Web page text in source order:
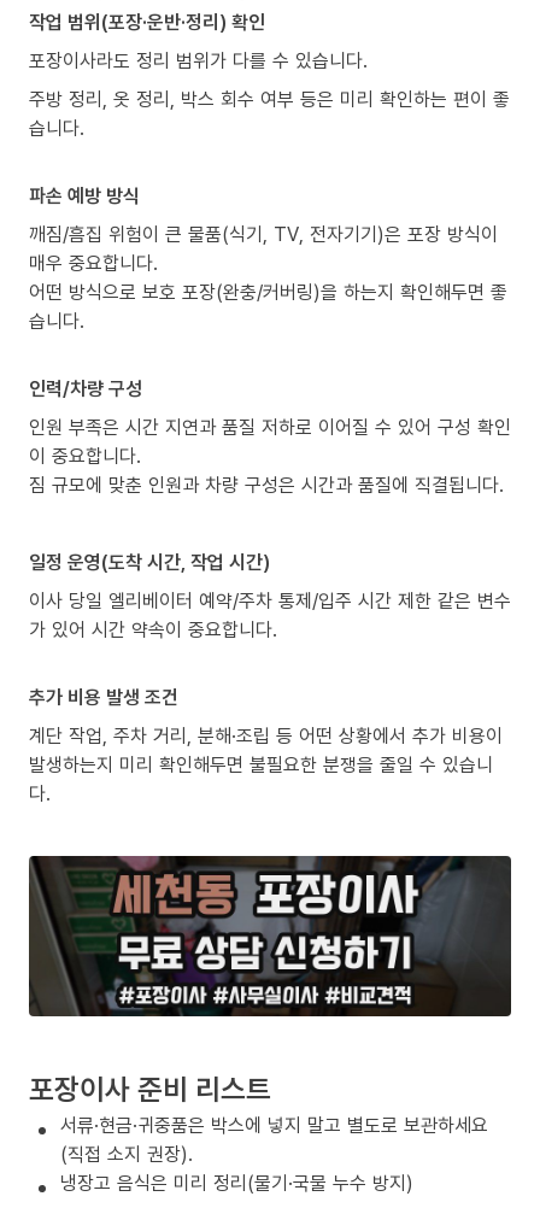
작업 범위(포장·운반·정리) 확인
포장이사라도 정리 범위가 다를 수 있습니다.
주방 정리, 옷 정리, 박스 회수 여부 등은 미리 확인하는 편이 좋
습니다.
파손 예방 방식
깨짐/흠집 위험이 큰 물품(식기, TV, 전자기기)은 포장 방식이
매우 중요합니다.
어떤 방식으로 보호 포장(완충/커버링)을 하는지 확인해두면 좋
습니다.
인력/차량 구성
인원 부족은 시간 지연과 품질 저하로 이어질 수 있어 구성 확인
이 중요합니다.
짐 규모에 맞춘 인원과 차량 구성은 시간과 품질에 직결됩니다.
일정 운영(도착 시간, 작업 시간)
이사 당일 엘리베이터 예약/주차 통제/입주 시간 제한 같은 변수
가 있어 시간 약속이 중요합니다.
추가 비용 발생 조건
계단 작업, 주차 거리, 분해·조립 등 어떤 상황에서 추가 비용이
발생하는지 미리 확인해두면 불필요한 분쟁을 줄일 수 있습니
다.
포장이사 준비 리스트
서류·현금·귀중품은 박스에 넣지 말고 별도로 보관하세요
(직접 소지 권장).
냉장고 음식은 미리 정리(물기·국물 누수 방지)